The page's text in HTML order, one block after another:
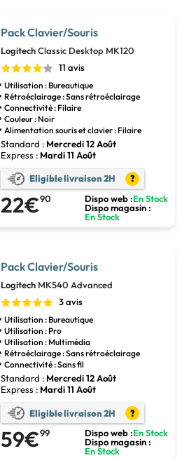
Pack Clavier/Souris
LogitechClassic Desktop MK120
11 avis
Utilisation : Bureautique
Rétroéclairage : Sans rétroéclairage
Connectivité : Filaire
Couleur : Noir
Alimentation souris et clavier : Filaire
Standard : Mercredi 12 Août
Express : Mardi 11 Août
Eligible livraison 2H ?
22€90 Dispo web :En Stock
Dispo magasin :
En Stock
Pack Clavier/Souris
Logitech MK540 Advanced
3 avis
Utilisation : Bureautique
Utilisation : Pro
Utilisation : Multimédia
Rétroéclairage : Sans rétroéclairage
Connectivité : Sans fil
Standard : Mercredi 12 Août
Express : Mardi 11 Août
Eligible livraison 2H ?
59€99 Dispo web :En Stock
Dispo magasin :
En Stock